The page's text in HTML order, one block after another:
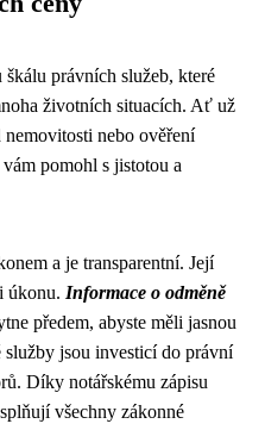
právních služeb, které
životních situacích. Ať už
nemovitosti nebo ověření
pomohl s jistotou a
a je transparentní. Její
úkonu. Informace o odměně
předem, abyste měli jasnou
služby jsou investicí do právní
Díky notářskému zápisu
všechny zákonné